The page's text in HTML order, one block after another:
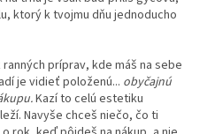
ktorý k tvojmu dňu jednoducho
príprav, kde máš na sebe
je vidieť položenú... obyčajnú
Kazí to celú estetiku
Navyše chceš niečo, čo ti